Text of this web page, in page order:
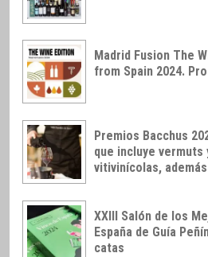
Madrid Fusion The
from Spain 2024.
Premios Bacchus
que incluye
vitivinícolas,
XXIII Salón de los
España de Guía
catas